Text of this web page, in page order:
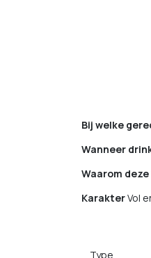
Bij welke
Wanneer
Waarom deze
KarakterVol
Type